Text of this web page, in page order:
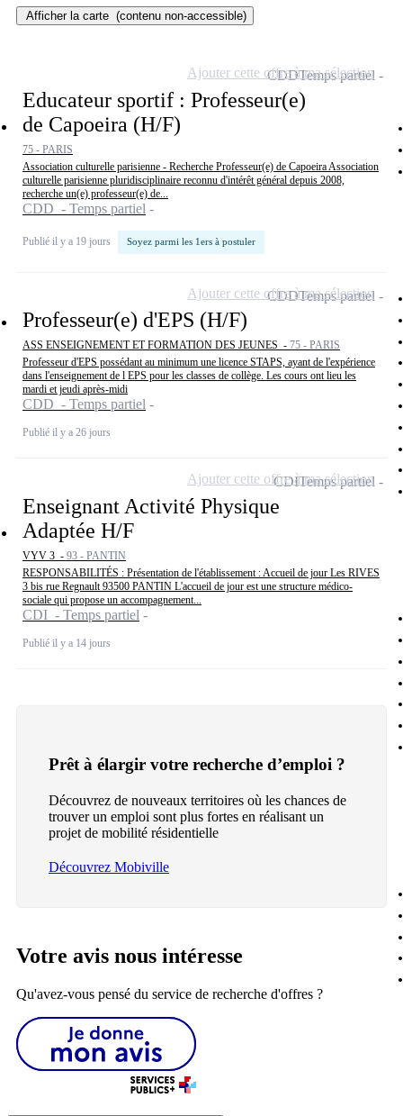
Afficher la carte (contenu non-accessible)
Educateur sportif : Professeur(e)
de Capoeira (H/F)
75 - PARIS
Association culturelle parisienne - Recherche Professeur(e) de Capoeira Association
culturelle parisienne pluridisciplinaire reconnu d'intérêt général depuis 2008,
recherche un(e) professeur(e) de...
CDD - Temps partiel
Publié il y a 19 jours Soyez parmi les 1ers à postuler
CDDTemps partiel
Ajouter cette offre à ma sélection
Professeur(e) d'EPS (H/F)
ASS ENSEIGNEMENT ET FORMATION DES JEUNES - 75 - PARIS
Professeur d'EPS possédant au minimum une licence STAPS, ayant de l'expérience
dans l'enseignement de l EPS pour les classes de collège. Les cours ont lieu les
mardi et jeudi après-midi
CDD - Temps partiel
Publié il y a 26 jours
CDDTemps partiel
Ajouter cette offre à ma sélection
Enseignant Activité Physique
Adaptée H/F
VYV 3 - 93 - PANTIN
RESPONSABILITÉS : Présentation de l'établissement : Accueil de jour Les RIVES
3 bis rue Regnault 93500 PANTIN L'accueil de jour est une structure médico-
sociale qui propose un accompagnement...
CDI - Temps partiel
Publié il y a 14 jours
CDITemps partiel
Ajouter cette offre à ma sélection
Prêt à élargir votre recherche d’emploi ?
Découvrez de nouveaux territoires où les chances de
trouver un emploi sont plus fortes en réalisant un
projet de mobilité résidentielle
Découvrez Mobiville
Votre avis nous intéresse
Qu'avez-vous pensé du service de recherche d'offres ?